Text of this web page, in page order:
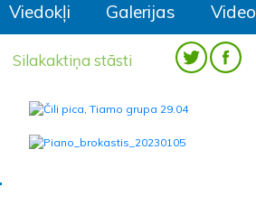
Viedokļi Galerijas Video
Silakaktiņa stāsti